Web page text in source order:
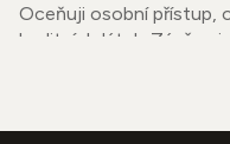
Oceňuji osobní přístup,
kvalitních látek. Závěsy